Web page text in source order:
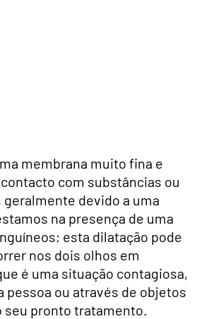
membrana muito fina e
com substâncias ou
devido a uma
na presença de uma
esta dilatação pode
nos dois olhos em
é uma situação contagiosa,
pessoa ou através de objetos
pronto tratamento.